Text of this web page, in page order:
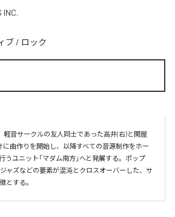
INC.
ブ / ロック
軽音サークルの友人同士であった高井(右)と関屋
に曲作りを開始し、以降すべての音源制作をホー
うユニット「マダム南方」へと発展する。ポップ
ャズなどの要素が混沌とクロスオーバーした、サ
とする。